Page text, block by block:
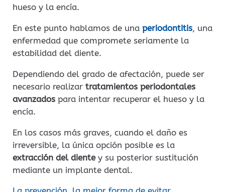
hueso y la encía.
En este punto hablamos de una periodontitis, una
enfermedad que compromete seriamente la
estabilidad del diente.
Dependiendo del grado de afectación, puede ser
necesario realizar tratamientos periodontales
avanzados para intentar recuperar el hueso y la
encía.
En los casos más graves, cuando el daño es
irreversible, la única opción posible es la
extracción del dientey su posterior sustitución
mediante un implante dental.